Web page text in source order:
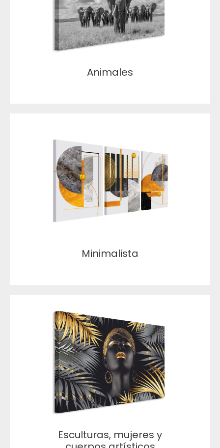
Animales
Minimalista
Esculturas, mujeres y